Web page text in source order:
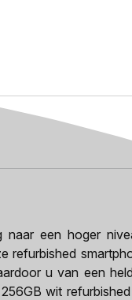
naar een hoger
refurbished
u van een
wit